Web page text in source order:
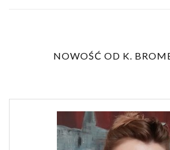
NOWOŚĆ OD K.